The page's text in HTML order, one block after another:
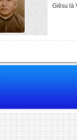
Giêsu là